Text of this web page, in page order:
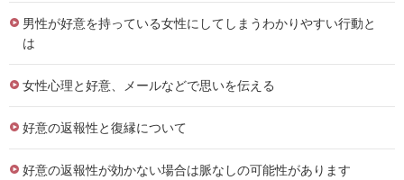
男性が好意を持っている女性にしてしまうわかりやすい行動と
は
女性心理と好意、メールなどで思いを伝える
好意の返報性と復縁について
好意の返報性が効かない場合は脈なしの可能性があります